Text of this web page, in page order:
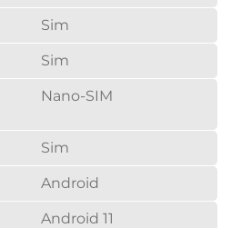
Sim
Sim
Nano-SIM
Sim
Android
Android 11